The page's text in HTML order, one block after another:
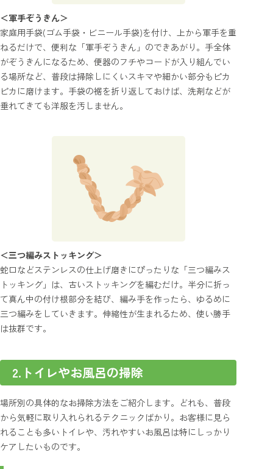
＜軍手ぞうきん＞
家庭用手袋(ゴム手袋・ビニール手袋)を付け、上から軍手を重
ねるだけで、便利な「軍手ぞうきん」のできあがり。手全体
がぞうきんになるため、便器のフチやコードが入り組んでい
る場所など、普段は掃除しにくいスキマや細かい部分もピカ
ピカに磨けます。手袋の裾を折り返しておけば、洗剤などが
垂れてきても洋服を汚しません。
＜三つ編みストッキング＞
蛇口などステンレスの仕上げ磨きにぴったりな「三つ編みス
トッキング」は、古いストッキングを編むだけ。半分に折っ
て真ん中の付け根部分を結び、編み手を作ったら、ゆるめに
三つ編みをしていきます。伸縮性が生まれるため、使い勝手
は抜群です。
2.トイレやお風呂の掃除
場所別の具体的なお掃除方法をご紹介します。どれも、普段
から気軽に取り入れられるテクニックばかり。お客様に見ら
れることも多いトイレや、汚れやすいお風呂は特にしっかり
ケアしたいものです。